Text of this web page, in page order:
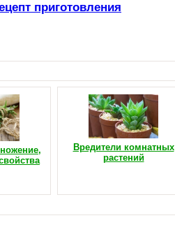
приготовления
Вредители комнатных
растений